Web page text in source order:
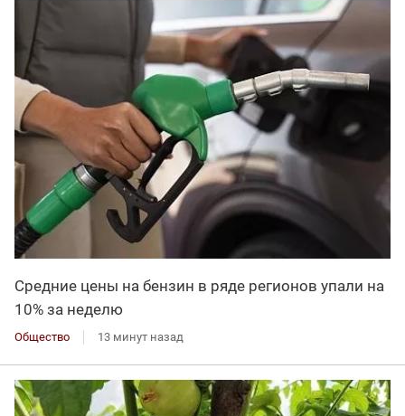
Средние цены на бензин в ряде регионов упали на
10% за неделю
Общество 13 минут назад